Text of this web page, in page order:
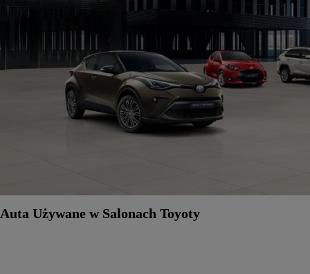
Auta Używane w Salonach Toyoty